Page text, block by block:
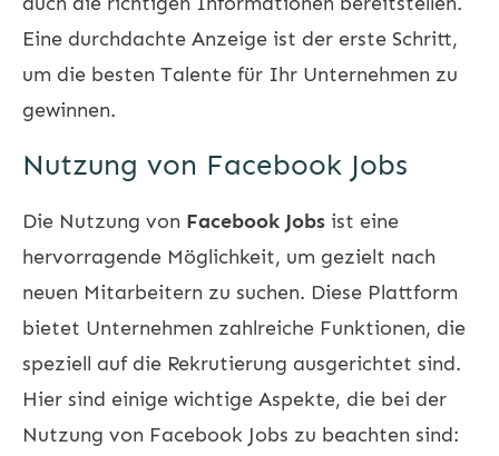
Eine durchdachte Anzeige ist der erste Schritt,
um die besten Talente für Ihr Unternehmen zu
gewinnen.
Nutzung von Facebook Jobs
Die Nutzung von Facebook Jobs ist eine
hervorragende Möglichkeit, um gezielt nach
neuen Mitarbeitern zu suchen. Diese Plattform
bietet Unternehmen zahlreiche Funktionen, die
speziell auf die Rekrutierung ausgerichtet sind.
Hier sind einige wichtige Aspekte, die bei der
Nutzung von Facebook Jobs zu beachten sind: